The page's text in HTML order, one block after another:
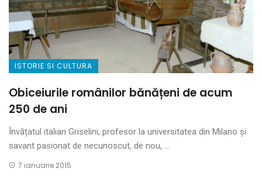
ISTORIE SI CULTURA
Obiceiurile românilor bănățeni de acum
250 de ani
Învățatul italian Griselini, profesor la universitatea din Milano și
savant pasionat de necunoscut, de nou, ...
7 ianuarie 2015